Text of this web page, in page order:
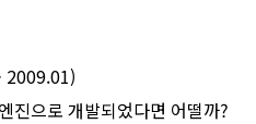
2009.01)
으로 개발되었다면 어떨까?